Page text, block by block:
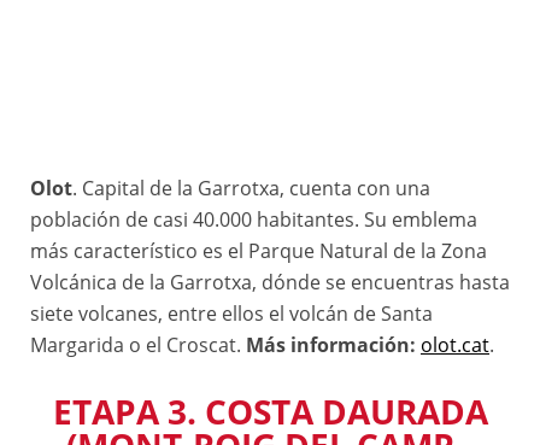
Olot. Capital de la Garrotxa, cuenta con una
población de casi 40.000 habitantes. Su emblema
más característico es el Parque Natural de la Zona
Volcánica de la Garrotxa, dónde se encuentras hasta
siete volcanes, entre ellos el volcán de Santa
Margarida o el Croscat. Más información: olot.cat.
ETAPA 3. COSTA DAURADA